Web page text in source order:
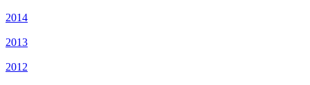
2014
2013
2012